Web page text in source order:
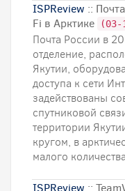
ISPReview ::
Fi в Арктике
(03-
Почта России в
отделение,
Якутии,
доступа к сети
задействованы
спутниковой
территории
кругом, в
малого
ISPReview ::